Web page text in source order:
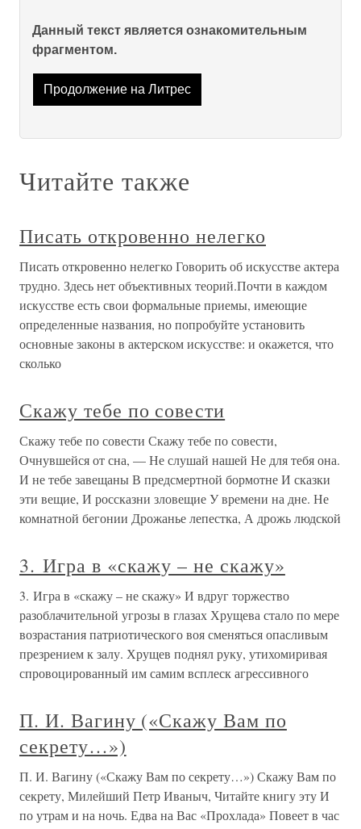
Данный текст является ознакомительным
фрагментом.
Продолжение на Литрес
Читайте также
Писать откровенно нелегко
Писать откровенно нелегко Говорить об искусстве актера
трудно. Здесь нет объективных теорий.Почти в каждом
искусстве есть свои формальные приемы, имеющие
определенные названия, но попробуйте установить
основные законы в актерском искусстве: и окажется, что
сколько
Скажу тебе по совести
Скажу тебе по совести Скажу тебе по совести,
Очнувшейся от сна, — Не слушай нашей Не для тебя она.
И не тебе завещаны В предсмертной бормотне И сказки
эти вещие, И россказни зловещие У времени на дне. Не
комнатной бегонии Дрожанье лепестка, А дрожь людской
3. Игра в «скажу – не скажу»
3. Игра в «скажу – не скажу» И вдруг торжество
разоблачительной угрозы в глазах Хрущева стало по мере
возрастания патриотического воя сменяться опасливым
презрением к залу. Хрущев поднял руку, утихомиривая
спровоцированный им самим всплеск агрессивного
П. И. Вагину («Скажу Вам по
секрету…»)
П. И. Вагину («Скажу Вам по секрету…») Скажу Вам по
секрету, Милейший Петр Иваныч, Читайте книгу эту И
по утрам и на ночь. Едва на Вас «Прохлада» Повеет в час